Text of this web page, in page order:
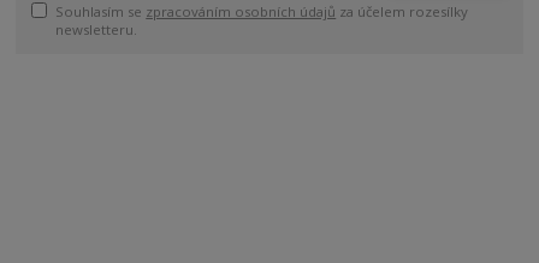
Souhlasím se zpracováním osobních údajů za účelem rozesílky
newsletteru.